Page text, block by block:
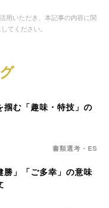
用いただき、本記事の内容に関
てください。
掴む「趣味・特技」の
書類選考・ES
勝」「ご多幸」の意味